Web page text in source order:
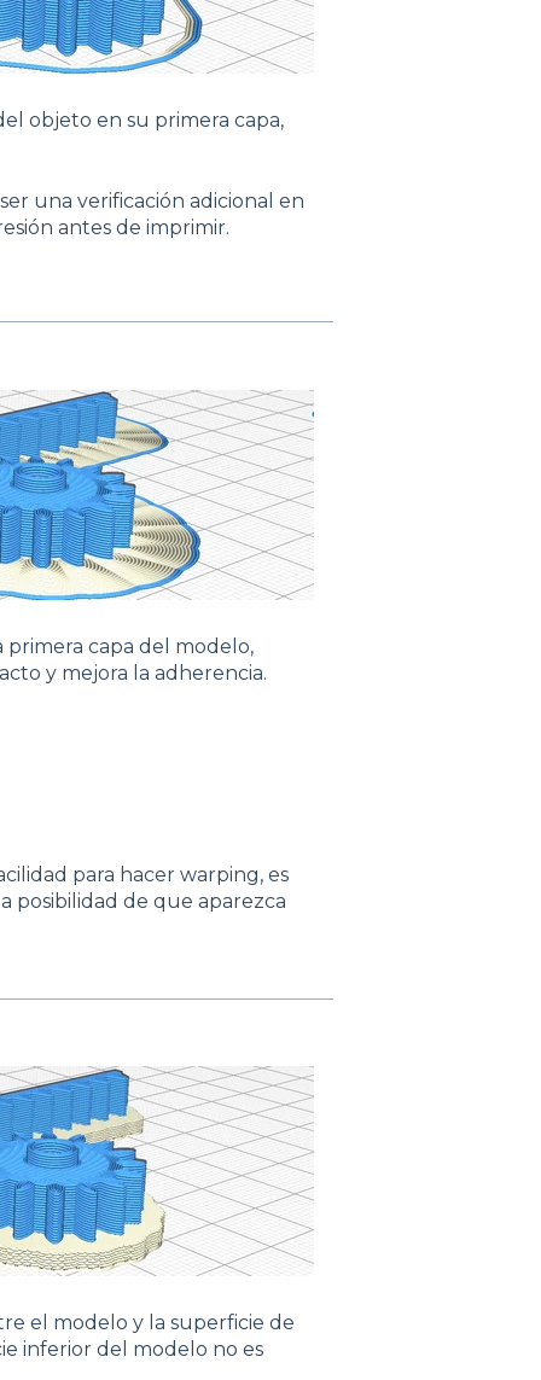
objeto en su primera capa,
una verificación adicional en
antes de imprimir.
primera capa del modelo,
y mejora la adherencia.
para hacer warping, es
posibilidad de que aparezca
el modelo y la superficie de
inferior del modelo no es